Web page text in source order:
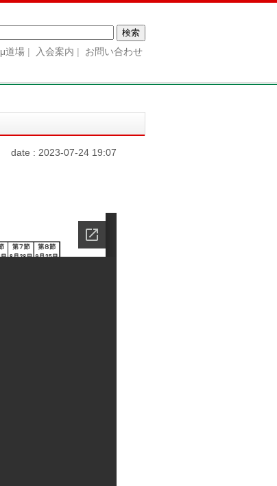
μ道場 入会案内 お問い合わせ
date : 2023-07-24 19:07